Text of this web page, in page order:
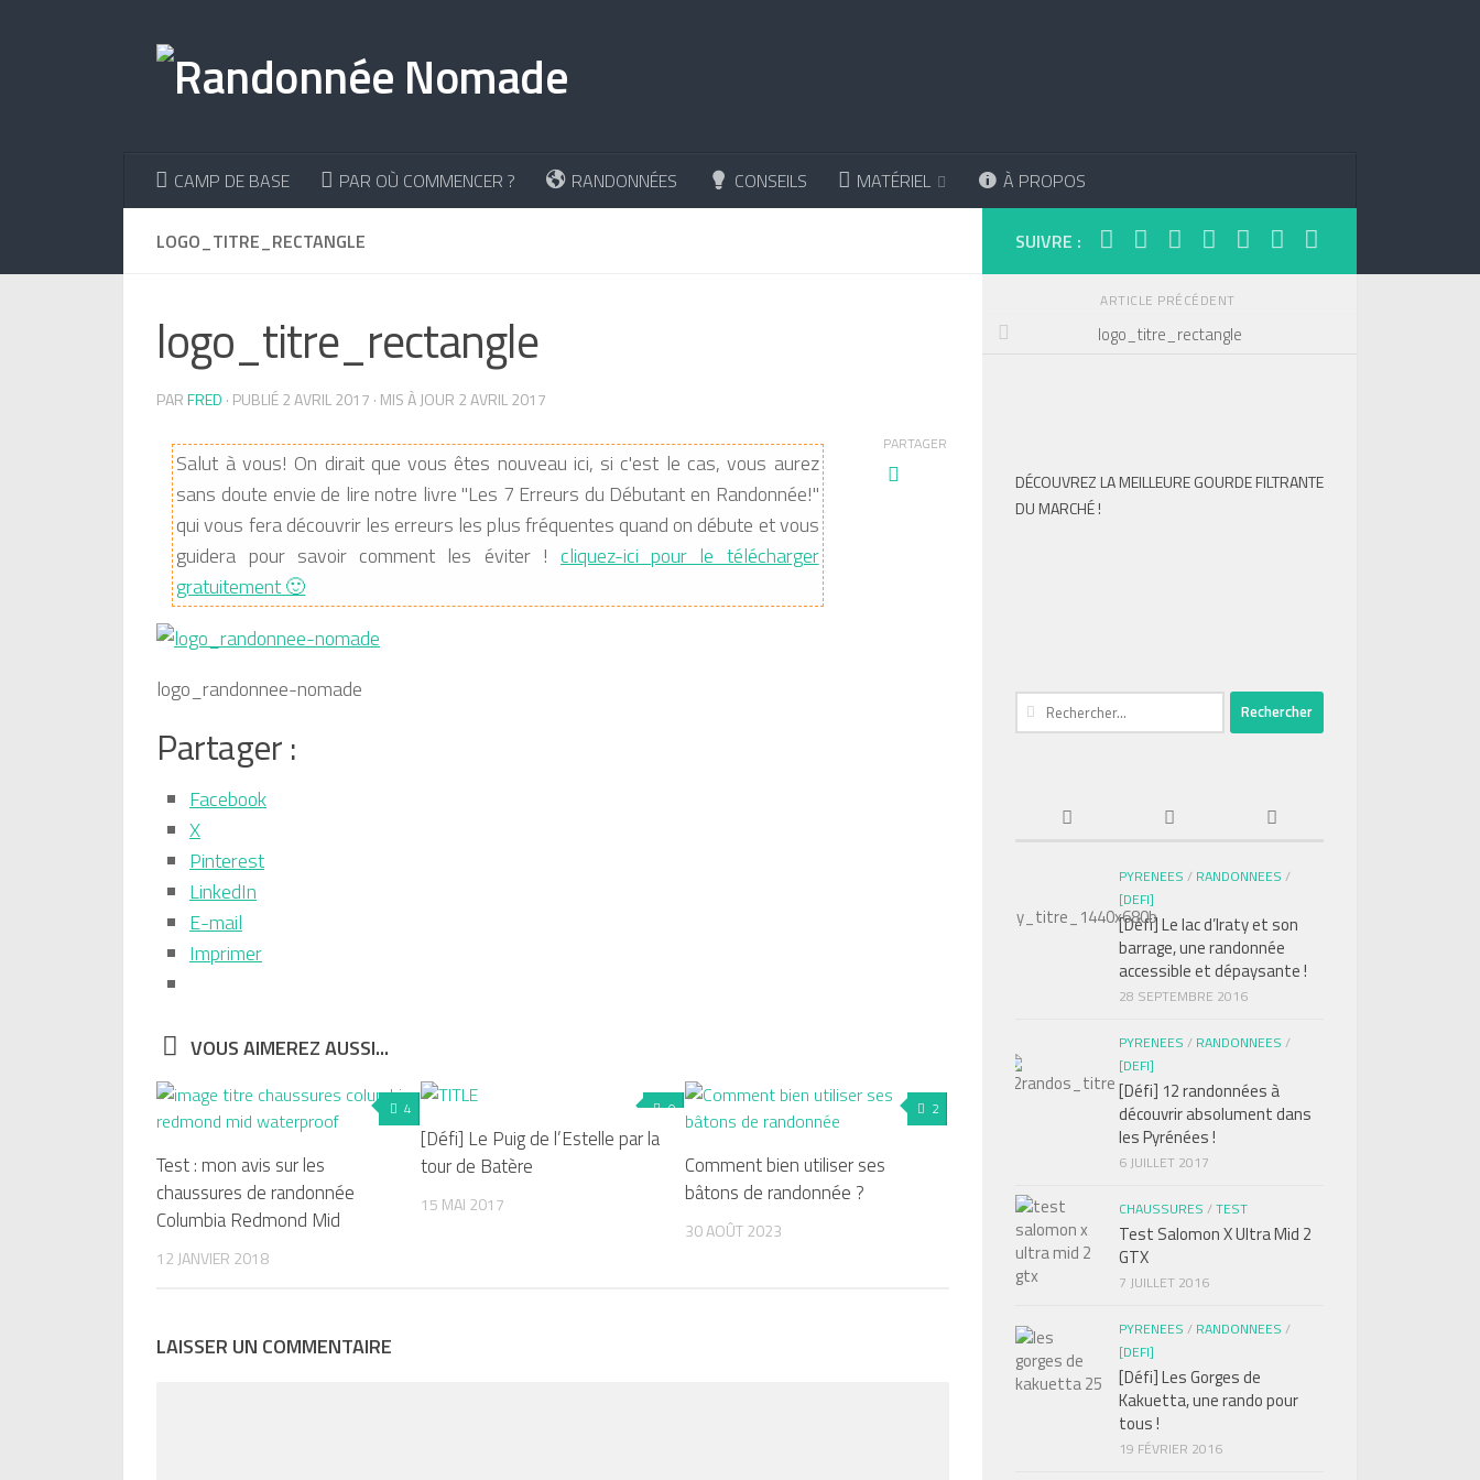
CAMP DE BASE PAR OÙ COMMENCER ? RANDONNÉES CONSEILS MATÉRIEL À PROPOS
LOGO_TITRE_RECTANGLE
logo_titre_rectangle
PARFRED · PUBLIÉ2 AVRIL 2017 · MIS À JOUR 2 AVRIL 2017
Salut à vous! On dirait que vous êtes nouveau ici, si c'est le cas, vous aurez
sans doute envie de lire notre livre "Les 7 Erreurs du Débutant en Randonnée!"
qui vous fera découvrir les erreurs les plus fréquentes quand on débute et vous
guidera pour savoir comment les éviter ! cliquez-ici pour le télécharger
gratuitement 🙂
logo_randonnee-nomade
Partager :
Facebook
X
Pinterest
LinkedIn
E-mail
Imprimer
PARTAGER
VOUS AIMEREZ AUSSI...
4
Test : mon avis sur les
chaussures de randonnée
Columbia Redmond Mid
12 JANVIER 2018
0
[Défi] Le Puig de l’Estelle par la
tour de Batère
15 MAI 2017
2
Comment bien utiliser ses
bâtons de randonnée ?
30 AOÛT 2023
LAISSER UN COMMENTAIRE
SUIVRE :
ARTICLE PRÉCÉDENT
logo_titre_rectangle
DÉCOUVREZ LA MEILLEURE GOURDE FILTRANTE
DU MARCHÉ !
Rechercher :
PYRENEES / RANDONNEES /
[DEFI]
[Défi] Le lac d’Iraty et son
barrage, une randonnée
accessible et dépaysante !
28 SEPTEMBRE 2016
PYRENEES / RANDONNEES /
[DEFI]
[Défi] 12 randonnées à
découvrir absolument dans
les Pyrénées !
6 JUILLET 2017
CHAUSSURES /TEST
Test Salomon X Ultra Mid 2
GTX
7 JUILLET 2016
PYRENEES / RANDONNEES /
[DEFI]
[Défi] Les Gorges de
Kakuetta, une rando pour
tous !
19 FÉVRIER 2016